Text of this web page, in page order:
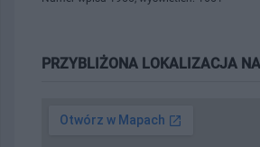
PRZYBLIŻONA LOKALIZACJA